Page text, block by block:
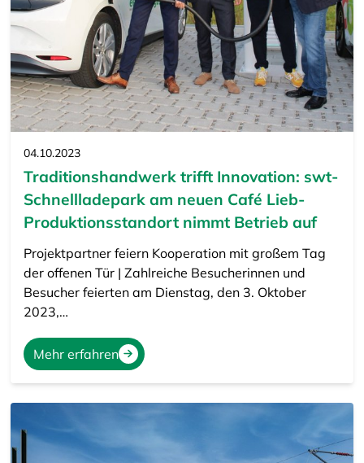
04.10.2023
Traditionshandwerk trifft Innovation: swt-
Schnellladepark am neuen Café Lieb-
Produktionsstandort nimmt Betrieb auf
Projektpartner feiern Kooperation mit großem Tag
der offenen Tür | Zahlreiche Besucherinnen und
Besucher feierten am Dienstag, den 3. Oktober
2023,…
Mehr erfahren